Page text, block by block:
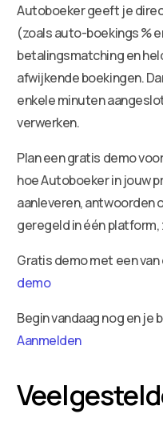
Autoboeker geeft je
(zoals auto-boekings %
betalingsmatching en
afwijkende boekingen.
enkele minuten
verwerken.
Plan een gratis demo
hoe Autoboeker in jouw
aanleveren, antwoorden
geregeld in één
Gratis demo met een
demo
Begin vandaag nog en je
Aanmelden